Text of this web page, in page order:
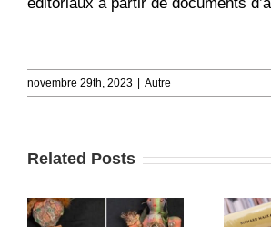
novembre 29th, 2023 Autre
Related Posts